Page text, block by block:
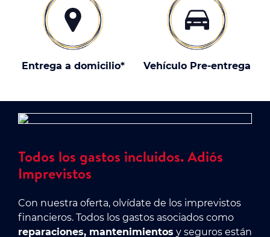
Entrega a domicilio* Vehículo Pre-entrega
Todos los gastos incluidos. Adiós
Imprevistos
Con nuestra oferta, olvídate de los imprevistos
financieros. Todos los gastos asociados como
reparaciones, mantenimientos y seguros están